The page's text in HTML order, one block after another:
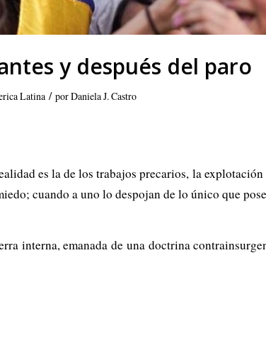
y después del paro
Latina / porDaniela J. Castro
es la de los trabajos precarios, la
cuando a uno lo despojan de lo único que
interna, emanada de una doctrina